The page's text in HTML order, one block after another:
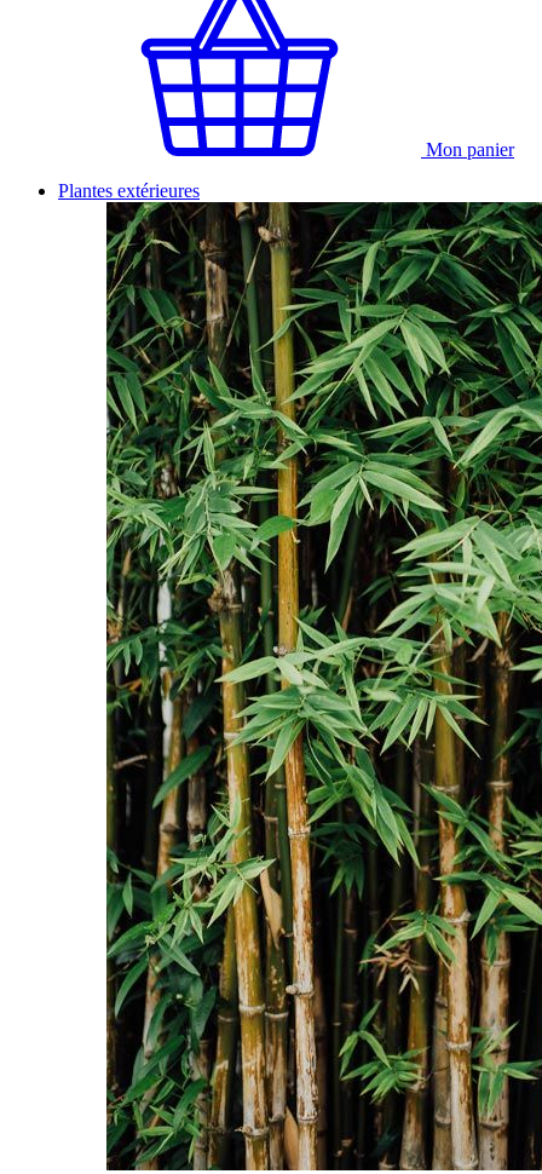
Mon panier
Plantes extérieures